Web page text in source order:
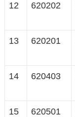
12 620202
13 620201
14 620403
15 620501